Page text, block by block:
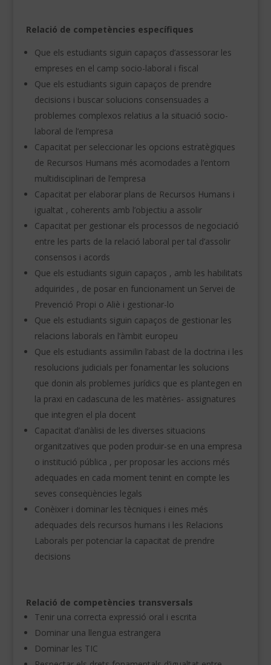
Relació de competències específiques
Que els estudiants siguin capaços d’assessorar les
empreses en el camp socio-laboral i fiscal
Que els estudiants siguin capaços de prendre
decisions i buscar solucions consensuades a
problemes complexos relatius a la situació socio-
laboral de l’empresa
Capacitat per seleccionar les opcions estratègiques
de Recursos Humans més acomodades a l’entorn
multidisciplinari de l’empresa
Capacitat per elaborar plans de Recursos Humans i
igualtat , coherents amb l’objectiu a assolir
Capacitat per gestionar els processos de negociació
entre les parts de la relació laboral per tal d’assolir
consensos i acords
Que els estudiants siguin capaços , amb les habilitats
adquirides , de posar en funcionament un Servei de
Prevenció Propi o Aliè i gestionar-lo
Que els estudiants siguin capaços de gestionar les
relacions laborals en l’àmbit europeu
Que els estudiants assimilin l’abast de la doctrina i les
resolucions judicials per fonamentar les solucions
que donin als problemes jurídics que es plantegen en
la praxi en cadascuna de les matèries- assignatures
que integren el pla docent
Capacitat d’anàlisi de les diverses situacions
organitzatives que poden produir-se en una empresa
o institució pública , per proposar les accions més
adequades en cada moment tenint en compte les
seves conseqüències legals
Conèixer i dominar les tècniques i eines més
adequades dels recursos humans i les Relacions
Laborals per potenciar la capacitat de prendre
decisions
Relació de competències transversals
Tenir una correcta expressió oral i escrita
Dominar una llengua estrangera
Dominar les TIC